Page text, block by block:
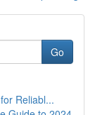
Go
Reliabl...